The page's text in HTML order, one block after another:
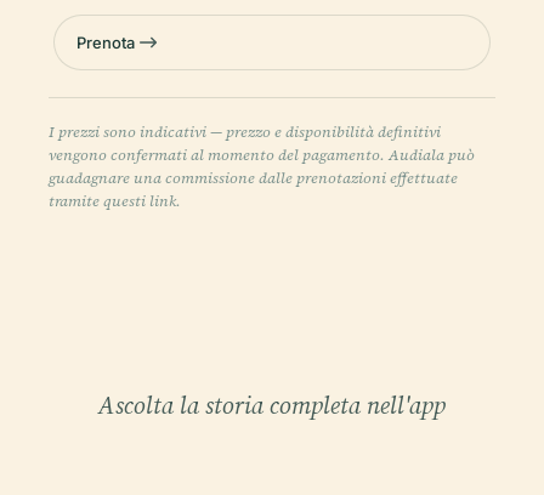
Prenota
I prezzi sono indicativi — prezzo e disponibilità definitivi
vengono confermati al momento del pagamento. Audiala può
guadagnare una commissione dalle prenotazioni effettuate
tramite questi link.
Ascolta la storia completa nell'app